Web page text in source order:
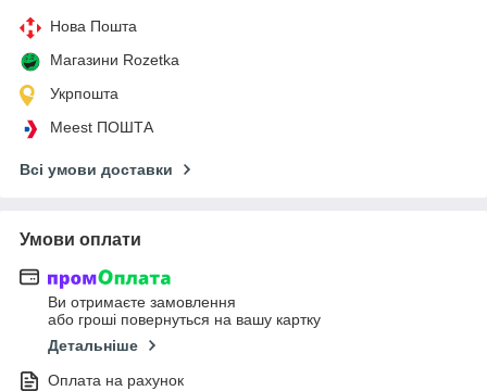
Нова Пошта
Магазини Rozetka
Укрпошта
Meest ПОШТА
Всі умови доставки
Умови оплати
Ви отримаєте замовлення
або гроші повернуться на вашу картку
Детальніше
Оплата на рахунок